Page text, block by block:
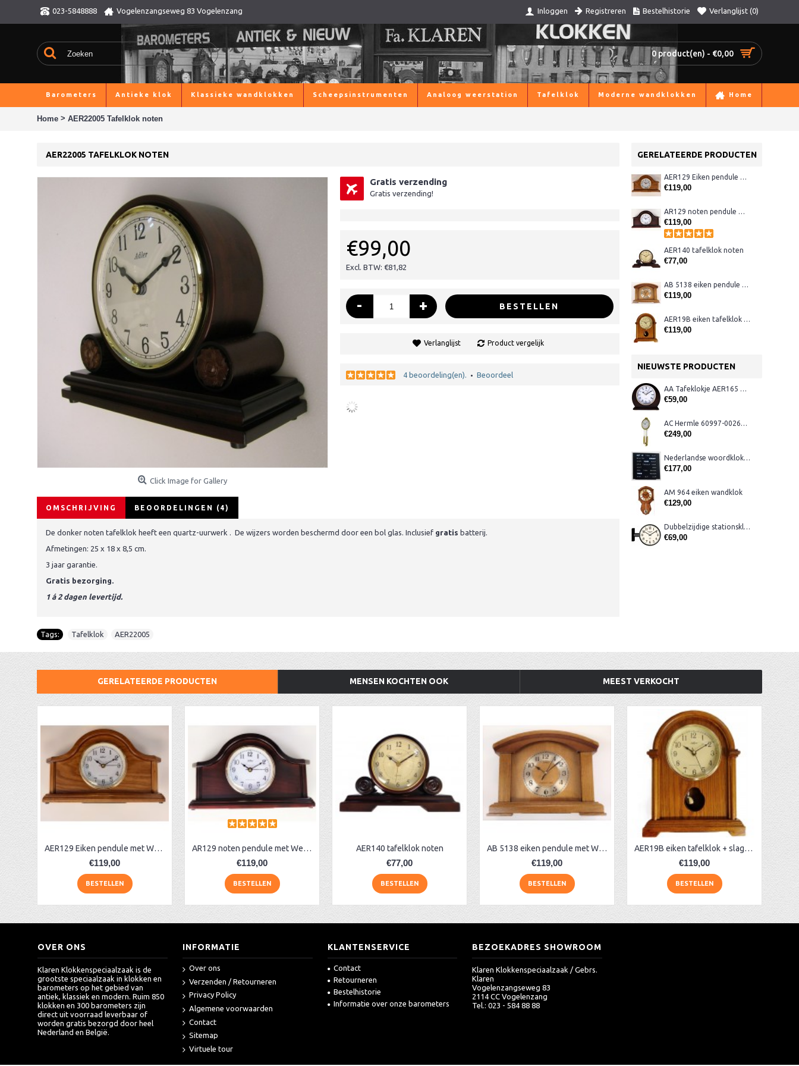
023-5848888 Vogelenzangseweg 83 Vogelenzang Inloggen Registreren Bestelhistorie Verlanglijst (0)
0 product(en) - €0,00
Barometers Antieke klok Klassieke wandklokken Scheepsinstrumenten Analoog weerstation Tafelklok Moderne wandklokken Home
Home > AER22005 Tafelklok noten
GERELATEERDE PRODUCTEN
AER129 Eiken pendule met Westminster
€119,00
AR129 noten pendule met Westminster
€119,00
AER140 tafelklok noten
€77,00
AB 5138 eiken pendule met Westminster
€119,00
AER19B eiken tafelklok + slagwerk
€119,00
NIEUWSTE PRODUCTEN
AA Tafeklokje AER165 noten
€59,00
AC Hermle 60997-00261 wandklok
€249,00
Nederlandse woordklok zwart AMS 1265
€177,00
AM 964 eiken wandklok
€129,00
Dubbelzijdige stationsklok metaal 1879
€69,00
AER22005 TAFELKLOK NOTEN
Click Image for Gallery
Gratis verzending
Gratis verzending!
€99,00
Excl. BTW: €81,82
- + BESTELLEN
Verlanglijst Product vergelijk
4 beoordeling(en). • Beoordeel
OMSCHRIJVING BEOORDELINGEN (4)
De donker noten tafelklok heeft een quartz-uurwerk . De wijzers worden beschermd door een bol glas. Inclusief gratis batterij.
Afmetingen: 25 x 18 x 8,5 cm.
3 jaar garantie.
Gratis bezorging.
1 á 2 dagen levertijd.
Tags: Tafelklok AER22005
GERELATEERDE PRODUCTEN MENSEN KOCHTEN OOK MEEST VERKOCHT
AER129 Eiken pendule met Westminster
€119,00
BESTELLEN
AR129 noten pendule met Westminster
€119,00
BESTELLEN
AER140 tafelklok noten
€77,00
BESTELLEN
AB 5138 eiken pendule met Westminster
€119,00
BESTELLEN
AER19B eiken tafelklok + slagwerk
€119,00
BESTELLEN
OVER ONS
Klaren Klokkenspeciaalzaak is de
grootste speciaalzaak in klokken en
barometers op het gebied van
antiek, klassiek en modern. Ruim 850
klokken en 300 barometers zijn
direct uit voorraad leverbaar of
worden gratis bezorgd door heel
Nederland en België.
INFORMATIE
Over ons
Verzenden / Retourneren
Privacy Policy
Algemene voorwaarden
Contact
Sitemap
Virtuele tour
KLANTENSERVICE
Contact
Retourneren
Bestelhistorie
Informatie over onze barometers
BEZOEKADRES SHOWROOM
Klaren Klokkenspeciaalzaak / Gebrs.
Klaren
Vogelenzangseweg 83
2114 CC Vogelenzang
Tel.: 023 - 584 88 88